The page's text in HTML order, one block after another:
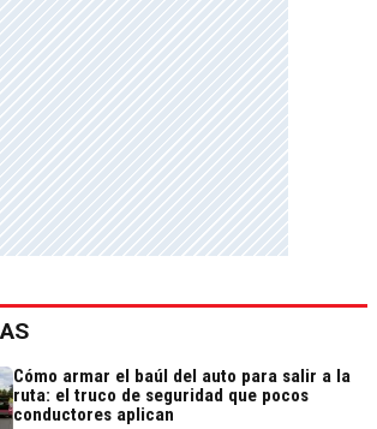
Cómo armar el baúl del auto para salir a la
ruta: el truco de seguridad que pocos
conductores aplican